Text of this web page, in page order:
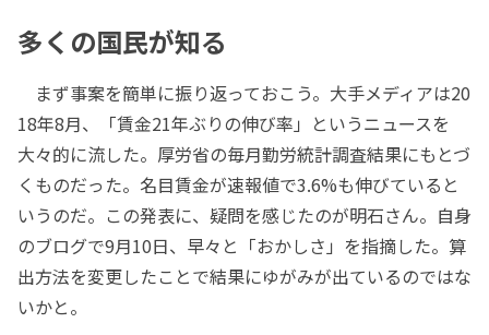
多くの国民が知る
まず事案を簡単に振り返っておこう。大手メディアは20
18年8月、「賃金21年ぶりの伸び率」というニュースを
大々的に流した。厚労省の毎月勤労統計調査結果にもとづ
くものだった。名目賃金が速報値で3.6%も伸びていると
いうのだ。この発表に、疑問を感じたのが明石さん。自身
のブログで9月10日、早々と「おかしさ」を指摘した。算
出方法を変更したことで結果にゆがみが出ているのではな
いかと。